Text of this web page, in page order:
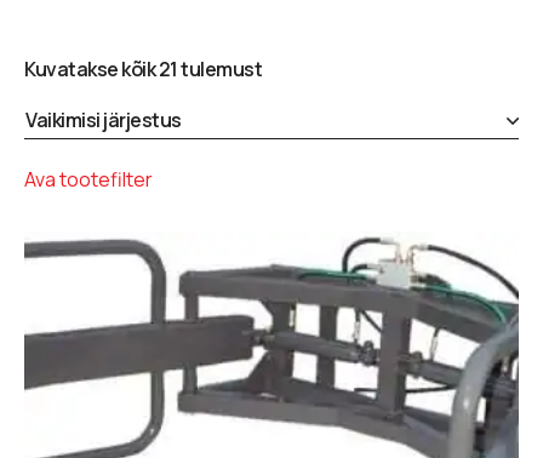
Kuvatakse kõik 21 tulemust
Ava tootefilter